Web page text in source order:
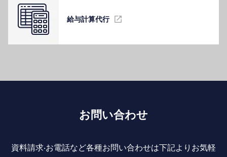
給与計算代⾏
お問い合わせ
資料請求‧お電話など各種お問い合わせは下記よりお気軽